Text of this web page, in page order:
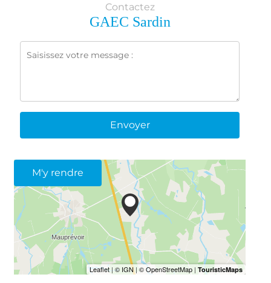
Contactez
GAEC Sardin
Envoyer
M'y rendre